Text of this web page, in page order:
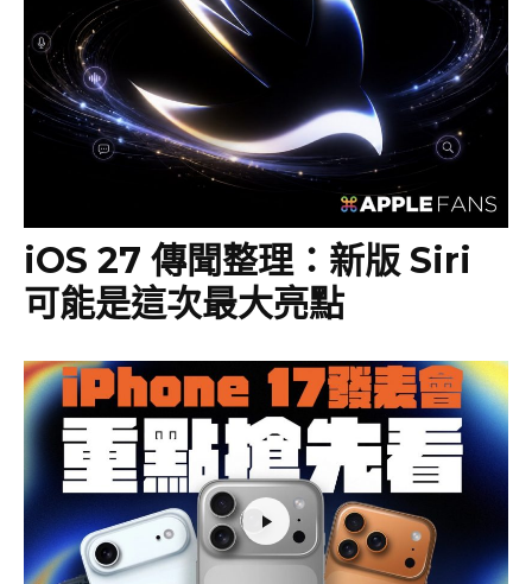
iOS 27 傳聞整理：新版 Siri
可能是這次最大亮點